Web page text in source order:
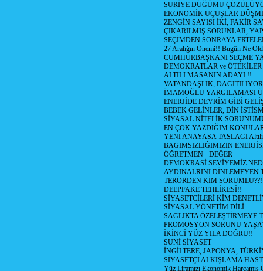
SURİYE DÜĞÜMÜ
EKONOMİK UÇUŞLAR
ZENGİN SAYISI İKİ, FAKİR
ÇIKARILMIŞ SORUNLAR,
SEÇİMDEN SONRAYA
27 Aralığın Önemi!! Bugün Ne
CUMHURBAŞKANI SEÇME
DEMOKRATLAR ve ÖTEKİLER
ALTILI MASANIN ADAYI !!
VATANDAŞLIK,
İMAMOĞLU YARGILAMASI
ENERJİDE DEVRİM GİBİ
BEBEK GELİNLER, DİN
SİYASAL NİTELİK
EN ÇOK YAZDIĞIM
YENİ ANAYASA TASLAGI Altılı
BAGIMSIZLIĞIMIZIN
ÖĞRETMEN - DEĞER
DEMOKRASİ SEVİYEMİZ
AYDINALRINI DİNLEMEYEN
TERÖRDEN KİM
DEEPFAKE TEHLİKESİ!!
SİYASETCİLERİ KİM
SİYASAL YÖNETİM DİLİ
SAGLIKTA ÖZELEŞTİRMEYE
PROMOSYON SORUNU
İKİNCİ YÜZ YILA DOĞRU!!
SUNİ SİYASET
İNGİLTERE, JAPONYA,
SİYASETÇİ ALKIŞLAMA
Yüz Liramızı Ekonomik Harcamış